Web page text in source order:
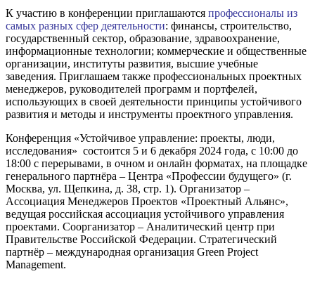
К участию в конференции приглашаются профессионалы из
самых разных сфер деятельности: финансы, строительство,
государственный сектор, образование, здравоохранение,
информационные технологии; коммерческие и общественные
организации, институты развития, высшие учебные
заведения. Приглашаем также профессиональных проектных
менеджеров, руководителей программ и портфелей,
использующих в своей деятельности принципы устойчивого
развития и методы и инструменты проектного управления.
Конференция «Устойчивое управление: проекты, люди,
исследования» состоится 5 и 6 декабря 2024 года, с 10:00 до
18:00 с перерывами, в очном и онлайн форматах, на площадке
генерального партнёра – Центра «Профессии будущего» (г.
Москва, ул. Щепкина, д. 38, стр. 1). Организатор –
Ассоциация Менеджеров Проектов «Проектный Альянс»,
ведущая российская ассоциация устойчивого управления
проектами. Соорганизатор – Аналитический центр при
Правительстве Российской Федерации. Стратегический
партнёр – международная организация Green Project
Management.